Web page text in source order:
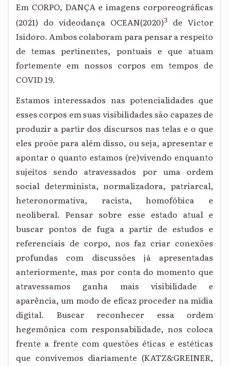
Em CORPO, DANÇA e imagens corporeográficas
(2021) do videodança OCEAN(2020)3 de Victor
Isidoro. Ambos colaboram para pensar a respeito
de temas pertinentes, pontuais e que atuam
fortemente em nossos corpos em tempos de
COVID 19.
Estamos interessados nas potencialidades que
esses corpos em suas visibilidades são capazes de
produzir a partir dos discursos nas telas e o que
eles proõe para além disso, ou seja, apresentar e
apontar o quanto estamos (re)vivendo enquanto
sujeitos sendo atravessados por uma ordem
social determinista, normalizadora, patriarcal,
heteronormativa, racista, homofóbica e
neoliberal. Pensar sobre esse estado atual e
buscar pontos de fuga a partir de estudos e
referenciais de corpo, nos faz criar conexões
profundas com discussões já apresentadas
anteriormente, mas por conta do momento que
atravessamos ganha mais visibilidade e
aparência, um modo de eficazproceder na mídia
digital. Buscar reconhecer essa ordem
hegemônica com responsabilidade, nos coloca
frente a frente com questões éticas e estéticas
que convivemos diariamente (KATZ&GREINER,